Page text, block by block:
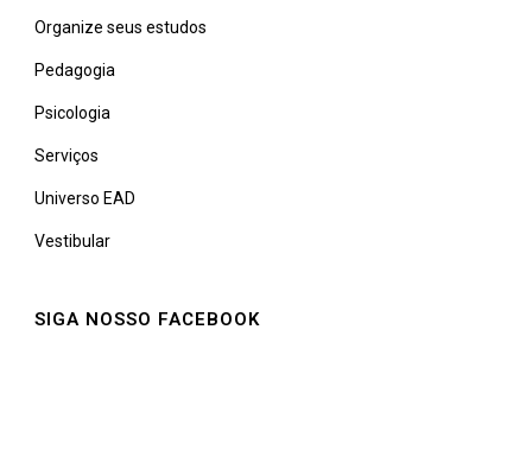
Organize seus estudos
Pedagogia
Psicologia
Serviços
Universo EAD
Vestibular
SIGA NOSSO FACEBOOK